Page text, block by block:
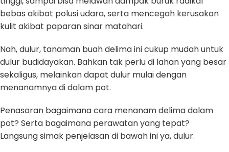
bebas akibat polusi udara, serta mencegah kerusakan
kulit akibat paparan sinar matahari.
Nah, dulur, tanaman buah delima ini cukup mudah untuk
dulur budidayakan. Bahkan tak perlu di lahan yang besar
sekaligus, melainkan dapat dulur mulai dengan
menanamnya di dalam pot.
Penasaran bagaimana cara menanam delima dalam
pot? Serta bagaimana perawatan yang tepat?
Langsung simak penjelasan di bawah ini ya, dulur.